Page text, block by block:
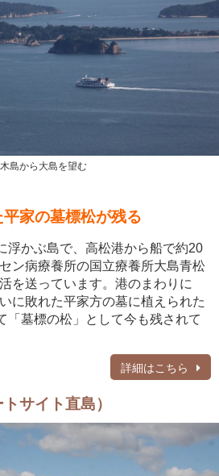
島から大島を望む
家の墓標松が残る
浮かぶ島で、高松港から船で約20
ン病療養所の国立療養所大島青松
を送っています。港のまわりに
に敗れた平家方の墓に植えられた
「墓標の松」として今も残されて
詳細はこちら
サイト直島）